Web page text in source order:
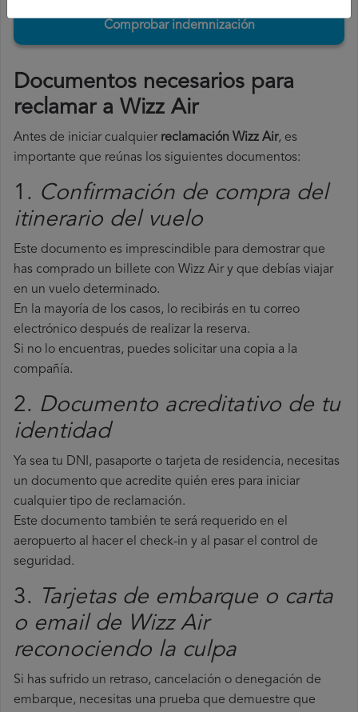
Comprobar indemnización
Documentos necesarios para
reclamar a Wizz Air
Antes de iniciar cualquier reclamación Wizz Air, es
importante que reúnas los siguientes documentos:
1. Confirmación de compra del
itinerario del vuelo
Este documento es imprescindible para demostrar que
has comprado un billete con Wizz Air y que debías viajar
en un vuelo determinado.
En la mayoría de los casos, lo recibirás en tu correo
electrónico después de realizar la reserva.
Si no lo encuentras, puedes solicitar una copia a la
compañía.
2. Documento acreditativo de tu
identidad
Ya sea tu DNI, pasaporte o tarjeta de residencia, necesitas
un documento que acredite quién eres para iniciar
cualquier tipo de reclamación.
Este documento también te será requerido en el
aeropuerto al hacer el check-in y al pasar el control de
seguridad.
3.
Tarjetas de embarque o carta
o email de Wizz Air
reconociendo la culpa
Si has sufrido un retraso, cancelación o denegación de
embarque, necesitas una prueba que demuestre que